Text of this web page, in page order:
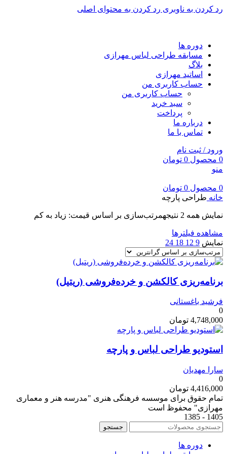
رد کردن به ناوبری رد کردن به محتوای اصلی
دوره ها
مسابقه طراحی لباس مهرازی
بلاگ
اساتید مهرازی
حساب کاربری من
حساب کاربری من
سبد خرید
پرداخت
درباره ما
تماس با ما
ورود / ثبت نام
0 محصول 0 تومان
منو
0 محصول 0 تومان
خانه طراحی پارچه
نمایش همه 2 نتیجه مرتب‌سازی بر اساس قیمت: زیاد به کم
مشاهده فیلترها
نمایش 9
12
18
24
برنامه‌ریزی کالکشن و خرده‌فروشی (ریتیل)
فرشید باغستانی
0
4,748,000 تومان
استودیو طراحی لباس و پارچه
سارا مهدیان
0
4,416,000 تومان
تمام حقوق برای موسسه فرهنگی هنری "مدرسه هنر و معماری
مهرازی" محفوظ است
1405 - 1385
جستجو
دوره ها